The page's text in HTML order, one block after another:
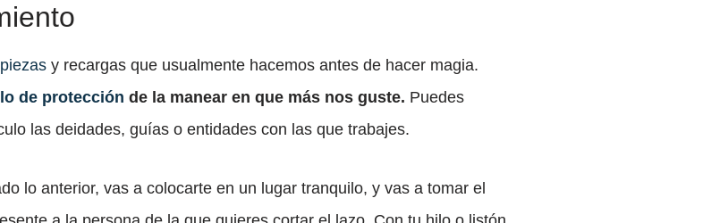
y recargas que usualmente hacemos antes de hacer magia.
de protección de la manear en que más nos guste. Puedes
las deidades, guías o entidades con las que trabajes.
lo anterior, vas a colocarte en un lugar tranquilo, y vas a tomar el